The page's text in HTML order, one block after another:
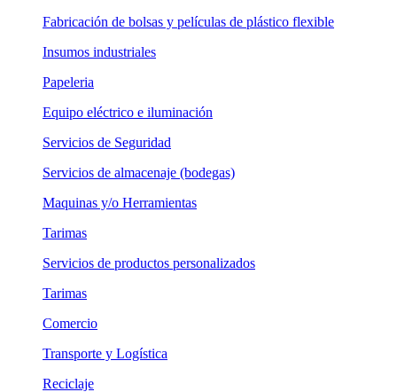
Fabricación de bolsas y películas de plástico flexible
Insumos industriales
Papeleria
Equipo eléctrico e iluminación
Servicios de Seguridad
Servicios de almacenaje (bodegas)
Maquinas y/o Herramientas
Tarimas
Servicios de productos personalizados
Tarimas
Comercio
Transporte y Logística
Reciclaje